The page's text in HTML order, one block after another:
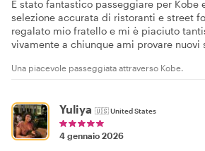
È stato fantastico passeggiare per Kobe
selezione accurata di ristoranti e street
regalato mio fratello e mi è piaciuto
vivamente a chiunque ami provare nuovi
Una piacevole passeggiata attraverso Kobe.
Yuliya 🇺🇸United States
4 gennaio 2026